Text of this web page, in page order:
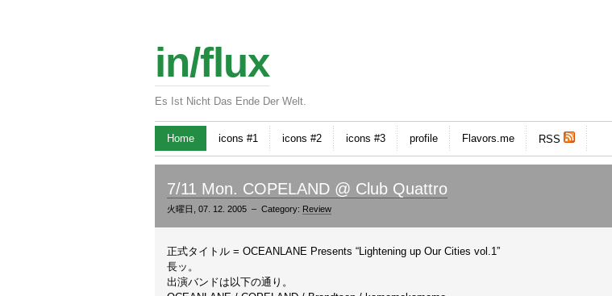
in/flux
Es Ist Nicht Das Ende Der Welt.
Home icons #1 icons #2 icons #3 profile Flavors.me RSS
7/11 Mon. COPELAND @ Club Quattro
火曜日, 07. 12. 2005 – Category: Review
正式タイトル = OCEANLANE Presents “Lightening up Our Cities vol.1”
長ッ。
出演バンドは以下の通り。